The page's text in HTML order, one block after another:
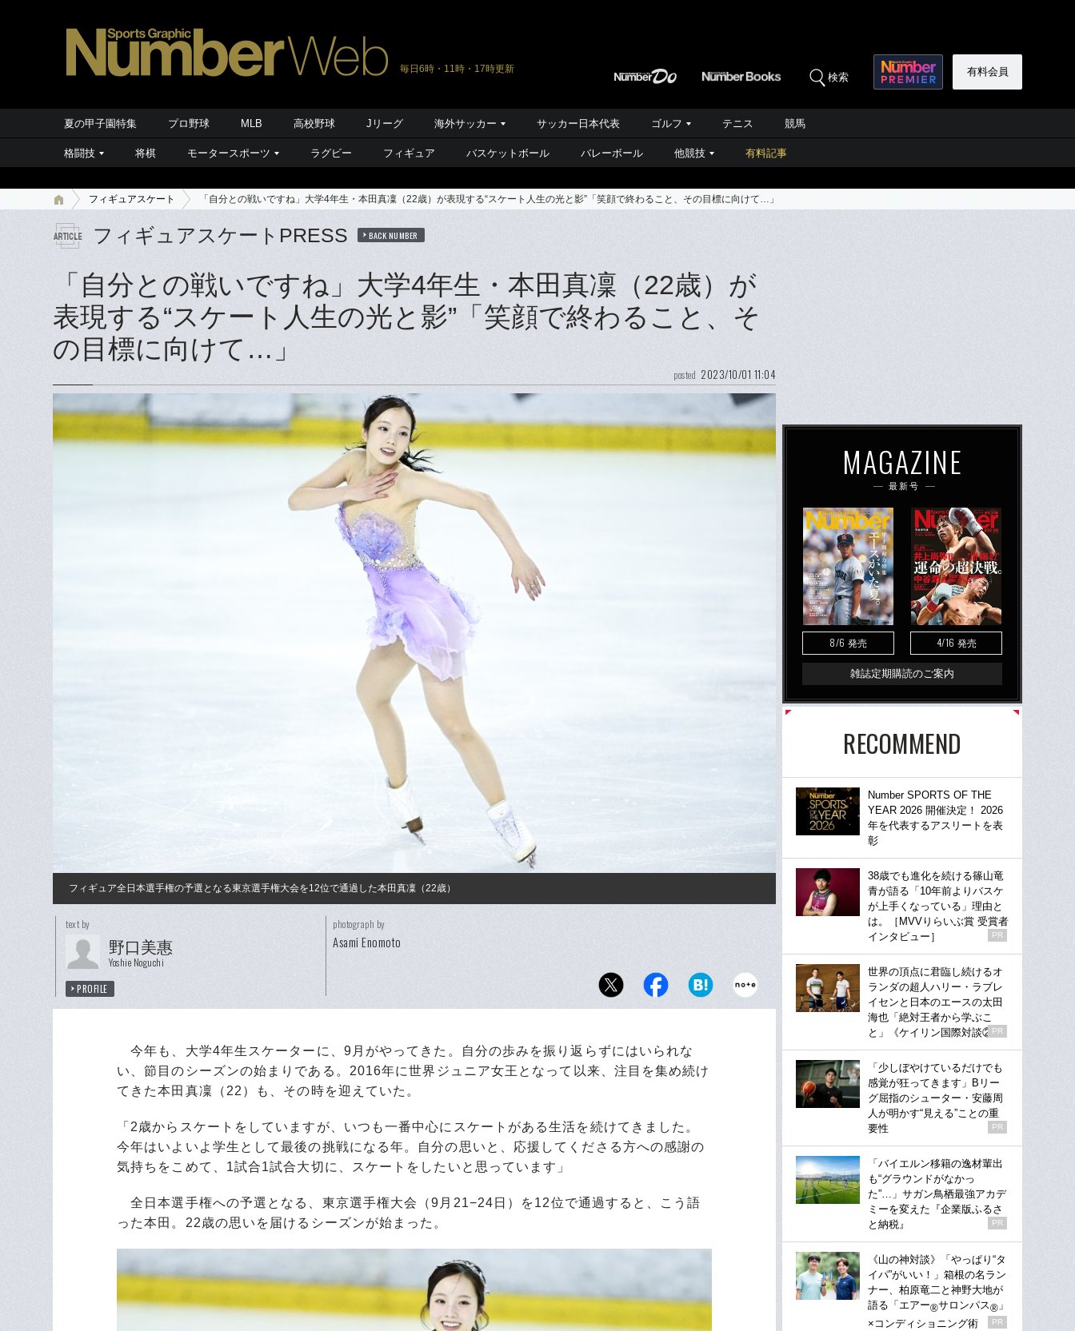
毎日6時・11時・17時更新
検索 有料会員
夏の甲子園特集 プロ野球 MLB 高校野球 Jリーグ 海外サッカー サッカー日本代表 ゴルフ テニス 競馬
格闘技 将棋 モータースポーツ ラグビー フィギュア バスケットボール バレーボール 他競技 有料記事
フィギュアスケート 「自分との戦いですね」大学4年生・本田真凜（22歳）が表現する“スケート人生の光と影”「笑顔で終わること、その目標に向けて…」
フィギュアスケートPRESS BACK NUMBER
「自分との戦いですね」大学4年生・本田真凜（22歳）が
表現する“スケート人生の光と影”「笑顔で終わること、そ
の目標に向けて…」
posted 2023/10/01 11:04
フィギュア全日本選手権の予選となる東京選手権大会を12位で通過した本田真凜（22歳）
text by
野口美惠
Yoshie Noguchi
PROFILE
photograph by
Asami Enomoto
今年も、大学4年生スケーターに、9月がやってきた。自分の歩みを振り返らずにはいられな
い、節目のシーズンの始まりである。2016年に世界ジュニア女王となって以来、注目を集め続け
てきた本田真凜（22）も、その時を迎えていた。
「2歳からスケートをしていますが、いつも一番中心にスケートがある生活を続けてきました。
今年はいよいよ学生として最後の挑戦になる年。自分の思いと、応援してくださる方への感謝の
気持ちをこめて、1試合1試合大切に、スケートをしたいと思っています」
全日本選手権への予選となる、東京選手権大会（9月21−24日）を12位で通過すると、こう語
った本田。22歳の思いを届けるシーズンが始まった。
MAGAZINE
最新号
8/6 発売 4/16 発売
雑誌定期購読のご案内
RECOMMEND
Number SPORTS OF THE
YEAR 2026 開催決定！ 2026
年を代表するアスリートを表
彰
38歳でも進化を続ける篠山竜
青が語る「10年前よりバスケ
が上手くなっている」理由と
は。［MVVりらいぶ賞 受賞者
インタビュー］
PR
世界の頂点に君臨し続けるオ
ランダの超人ハリー・ラブレ
イセンと日本のエースの太田
海也「絶対王者から学ぶこ
と」《ケイリン国際対談②》
PR
「少しぼやけているだけでも
感覚が狂ってきます」Bリー
グ屈指のシューター・安藤周
人が明かす“見える”ことの重
要性
PR
「バイエルン移籍の逸材輩出
も“グラウンドがなかっ
た”…」サガン鳥栖最強アカデ
ミーを変えた『企業版ふるさ
と納税』
PR
《山の神対談》「やっぱり“タ
イパ”がいい！」箱根の名ラン
ナー、柏原竜二と神野大地が
語る「エアー®サロンパス® 」
×コンディショニング術
PR